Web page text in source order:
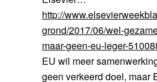
http://
grond/2017/06/wel-
maar-geen-eu-leger-
EU wil meer
geen verkeerd doel, maar